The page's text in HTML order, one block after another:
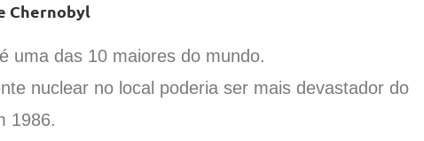
Chernobyl
uma das 10 maiores do mundo.
nuclear no local poderia ser mais devastador do
1986.